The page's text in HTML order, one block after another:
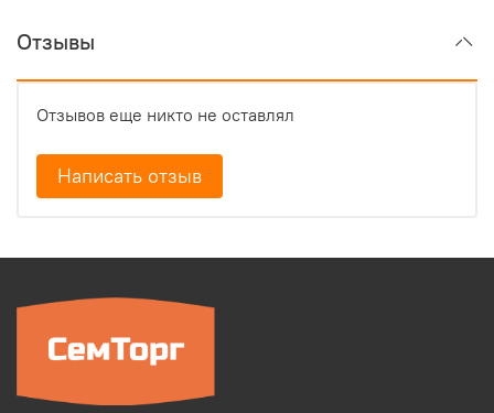
Отзывы
Отзывов еще никто не оставлял
Написать отзыв